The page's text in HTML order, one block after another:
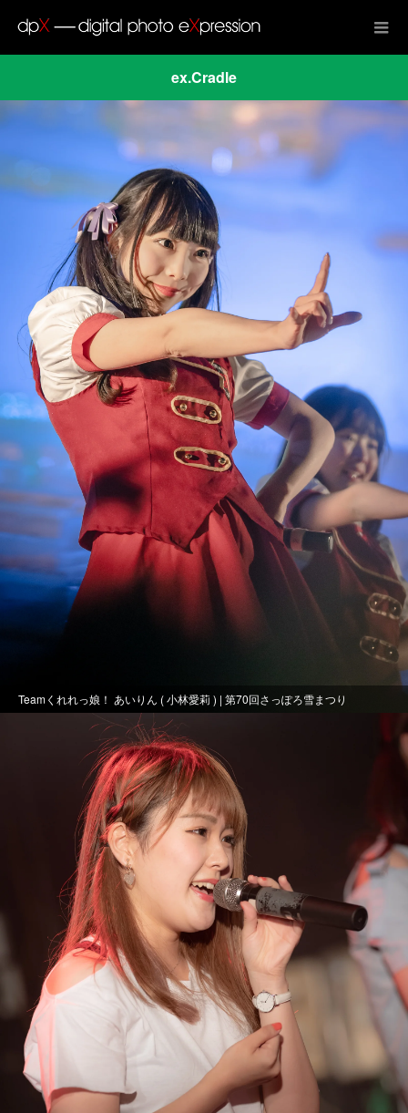
ex.Cradle
Teamくれれっ娘！ あいりん ( 小林愛莉 ) | 第70回さっぽろ雪まつり